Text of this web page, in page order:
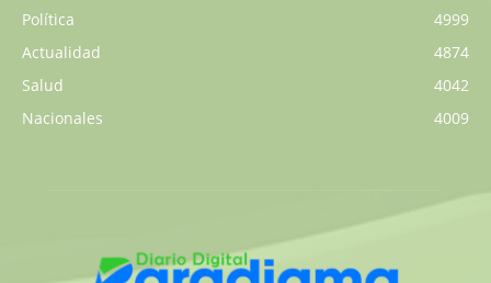
Política
4999
Actualidad
4874
Salud
4042
Nacionales
4009